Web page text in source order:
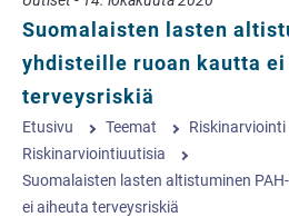
Suomalaisten lasten
yhdisteille ruoan kautta ei
terveysriskiä
Etusivu Teemat
Riskinarviointi
Riskinarviointiuutisia
Suomalaisten lasten altistuminen
ei aiheuta terveysriskiä